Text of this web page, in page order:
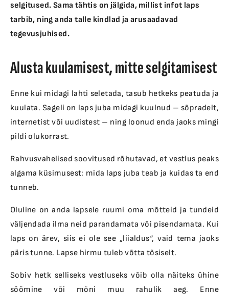
selgitused. Sama tähtis on jälgida, millist infot laps
tarbib, ning anda talle kindlad ja arusaadavad
tegevusjuhised.
Alusta kuulamisest, mitte selgitamisest
Enne kui midagi lahti seletada, tasub hetkeks peatuda ja
kuulata. Sageli on laps juba midagi kuulnud – sõpradelt,
internetist või uudistest – ning loonud enda jaoks mingi
pildi olukorrast.
Rahvusvahelised soovitused rõhutavad, et vestlus peaks
algama küsimusest: mida laps juba teab ja kuidas ta end
tunneb.
Oluline on anda lapsele ruumi oma mõtteid ja tundeid
väljendada ilma neid parandamata või pisendamata. Kui
laps on ärev, siis ei ole see „liialdus“, vaid tema jaoks
päris tunne. Lapse hirmu tuleb võtta tõsiselt.
Sobiv hetk selliseks vestluseks võib olla näiteks ühine
söömine või mõni muu rahulik aeg. Enne